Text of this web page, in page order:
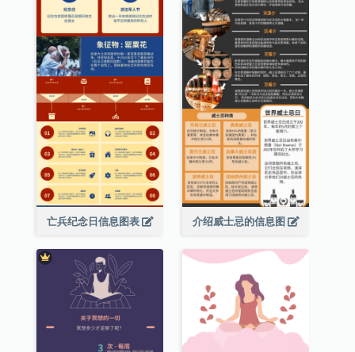
亡兵纪念日信息图表 介绍威士忌的信息图